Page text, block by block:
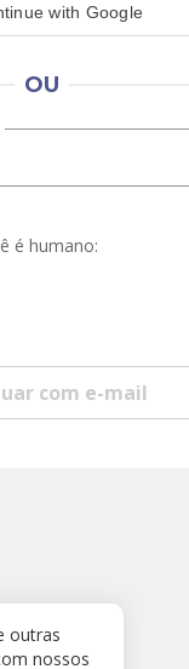
with Google
OU
é humano:
com e-mail